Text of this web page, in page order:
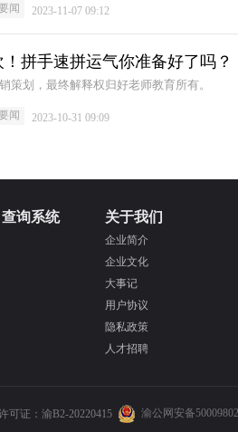
闻 2023-11-07 09:12
拼手速拼运气你准备好了吗？
策划，最终解释权归好老师教育所有。
闻 2023-10-31 09:09
查询系统 关于我们
企业简介
企业文化
大事记
用户协议
隐私政策
人才招聘
可证：渝B2-20220415
渝公网安备